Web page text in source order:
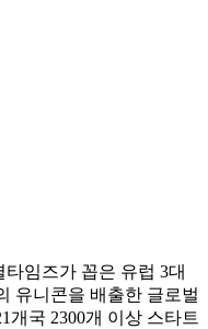
임즈가 꼽은 유럽 3대
유니콘을 배출한 글로벌
개국 2300개 이상 스타트